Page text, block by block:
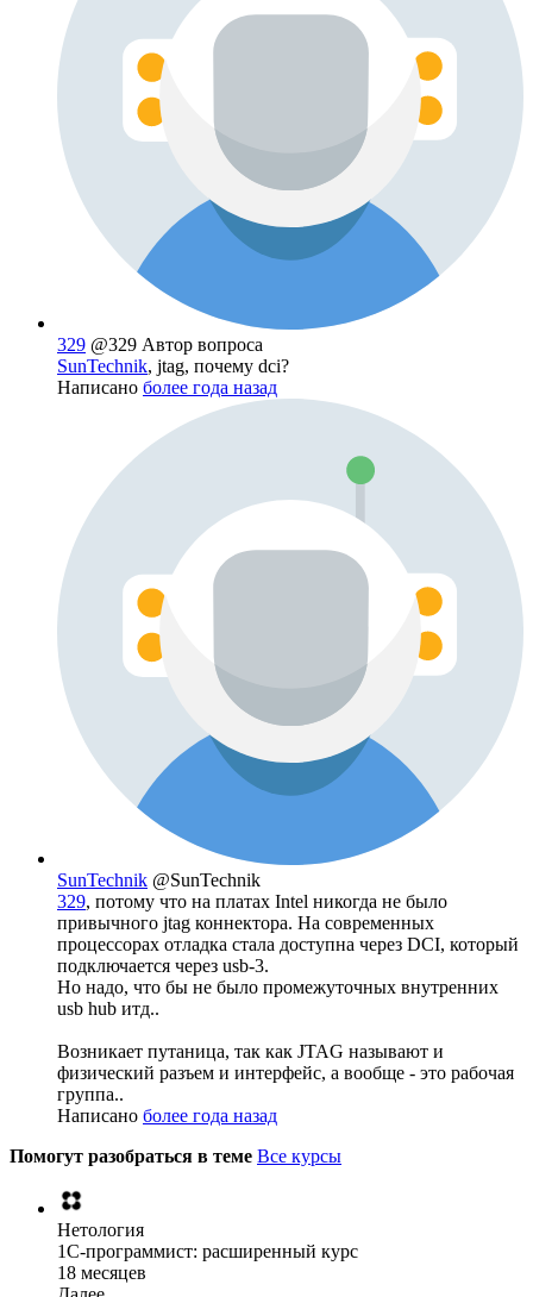
329 @329 Автор вопроса
SunTechnik, jtag, почему dci?
Написано более года назад
SunTechnik @SunTechnik
329, потому что на платах Intel никогда не было
привычного jtag коннектора. На современных
процессорах отладка стала доступна через DCI, который
подключается через usb-3.
Но надо, что бы не было промежуточных внутренних
usb hub итд..
Возникает путаница, так как JTAG называют и
физический разъем и интерфейс, а вообще - это рабочая
группа..
Написано более года назад
Помогут разобраться в теме Все курсы
Нетология
1C-программист: расширенный курс
18 месяцев